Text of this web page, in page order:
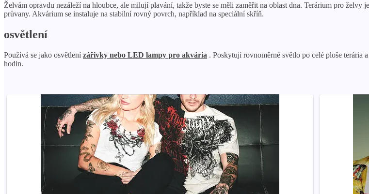
Želvám opravdu nezáleží na hloubce, ale milují plavání, takže byste se měli zaměřit na oblast dna. Terárium pro želvy
průvany. Akvárium se instaluje na stabilní rovný povrch, například na speciální skříň.
osvětlení
Používá se jako osvětlenízářivky nebo LED lampy pro akvária . Poskytují rovnoměrné světlo po celé ploše
hodin.